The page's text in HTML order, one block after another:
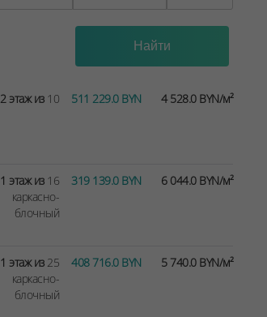
2 этаж из10 511 229.0 BYN 4 528.0 BYN/м²
1 этаж из16
каркасно-
блочный
319 139.0 BYN 6 044.0 BYN/м²
1 этаж из25
каркасно-
блочный
408 716.0 BYN 5 740.0 BYN/м²